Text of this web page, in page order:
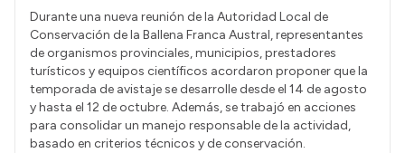
Durante una nueva reunión de la Autoridad Local de
Conservación de la Ballena Franca Austral, representantes
de organismos provinciales, municipios, prestadores
turísticos y equipos científicos acordaron proponer que la
temporada de avistaje se desarrolle desde el 14 de agosto
y hasta el 12 de octubre. Además, se trabajó en acciones
para consolidar un manejo responsable de la actividad,
basado en criterios técnicos y de conservación.